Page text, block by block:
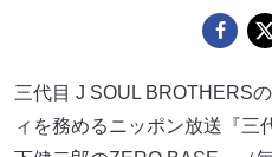
三代目 J SOUL BROTHERS
ィを務めるニッポン放送『三